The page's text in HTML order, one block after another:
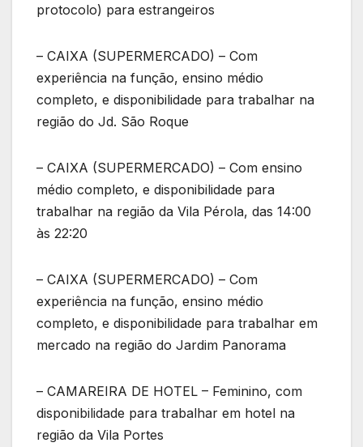
protocolo) para estrangeiros
– CAIXA (SUPERMERCADO) – Com
experiência na função, ensino médio
completo, e disponibilidade para trabalhar na
região do Jd. São Roque
– CAIXA (SUPERMERCADO) – Com ensino
médio completo, e disponibilidade para
trabalhar na região da Vila Pérola, das 14:00
às 22:20
– CAIXA (SUPERMERCADO) – Com
experiência na função, ensino médio
completo, e disponibilidade para trabalhar em
mercado na região do Jardim Panorama
– CAMAREIRA DE HOTEL – Feminino, com
disponibilidade para trabalhar em hotel na
região da Vila Portes